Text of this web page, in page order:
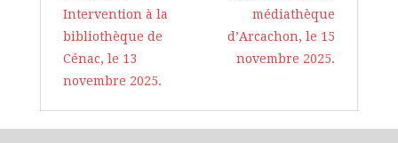
Intervention à la
bibliothèque de
Cénac, le 13
novembre 2025.
médiathèque
d’Arcachon, le 15
novembre 2025.